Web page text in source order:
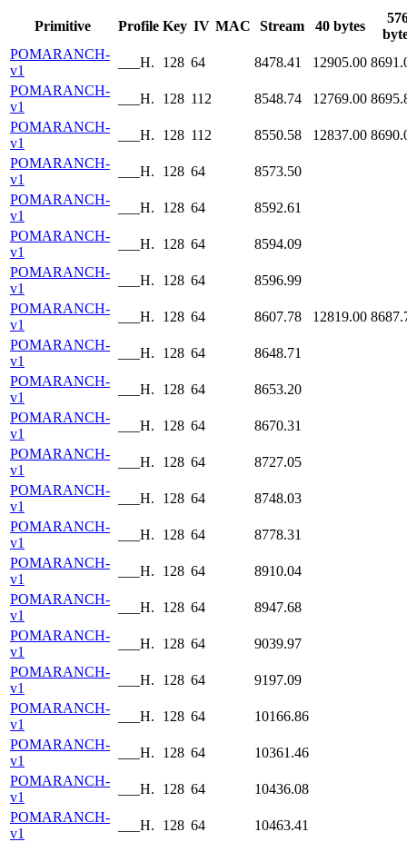
Primitive Profile Key IV MAC Stream 40 bytes
POMARANCH-
v1
___H. 128 64 8478.41 12905.00
POMARANCH-
v1
___H. 128 112 8548.74 12769.00
POMARANCH-
v1
___H. 128 112 8550.58 12837.00
POMARANCH-
v1
___H. 128 64
8573.50
POMARANCH-
v1
___H. 128 64
8592.61
POMARANCH-
v1
___H. 128 64
8594.09
POMARANCH-
v1
___H. 128 64
8596.99
POMARANCH-
v1
___H. 128 64 8607.78 12819.00
POMARANCH-
v1
___H. 128 64
8648.71
POMARANCH-
v1
___H. 128 64
8653.20
POMARANCH-
v1
___H. 128 64
8670.31
POMARANCH-
v1
___H. 128 64
8727.05
POMARANCH-
v1
___H. 128 64
8748.03
POMARANCH-
v1
___H. 128 64
8778.31
POMARANCH-
v1
___H. 128 64
8910.04
POMARANCH-
v1
___H. 128 64
8947.68
POMARANCH-
v1
___H. 128 64
9039.97
POMARANCH-
v1
___H. 128 64
9197.09
POMARANCH-
v1
___H. 128 64
10166.86
POMARANCH-
v1
___H. 128 64
10361.46
POMARANCH-
v1
___H. 128 64
10436.08
POMARANCH-
v1
___H. 128 64
10463.41